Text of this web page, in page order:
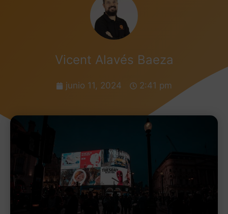
Vicent Alavés Baeza
junio 11, 2024 2:41 pm